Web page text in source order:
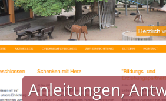
Anleitungen,